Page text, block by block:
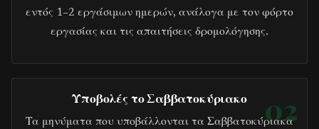
εντός 1–2 εργάσιμων ημερών, ανάλογα με τον φόρτο
εργασίας και τις απαιτήσεις δρομολόγησης.
02
Υποβολές το Σαββατοκύριακο
Τα μηνύματα που υποβάλλονται τα Σαββατοκύριακα